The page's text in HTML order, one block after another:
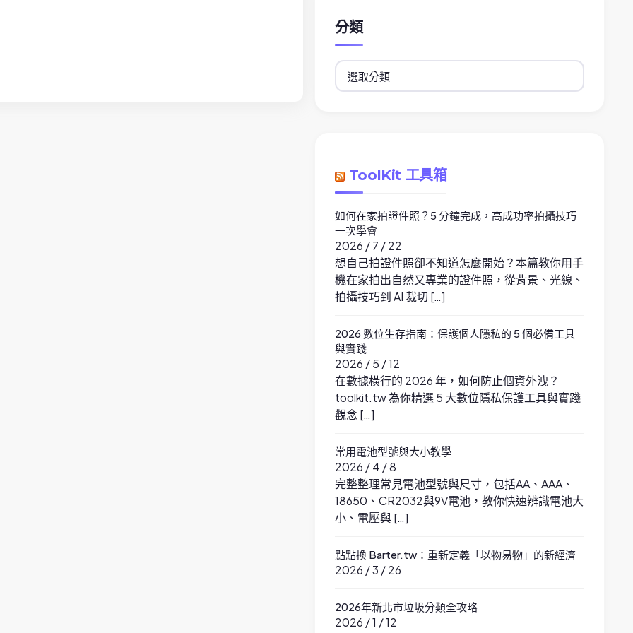
分類
分
類
ToolKit 工具箱
如何在家拍證件照？5 分鐘完成，高成功率拍攝技巧
一次學會
2026 / 7 / 22
想自己拍證件照卻不知道怎麼開始？本篇教你用手
機在家拍出自然又專業的證件照，從背景、光線、
拍攝技巧到 AI 裁切 […]
2026 數位生存指南：保護個人隱私的 5 個必備工具
與實踐
2026 / 5 / 12
在數據橫行的 2026 年，如何防止個資外洩？
toolkit.tw 為你精選 5 大數位隱私保護工具與實踐
觀念 […]
常用電池型號與大小教學
2026 / 4 / 8
完整整理常見電池型號與尺寸，包括AA、AAA、
18650、CR2032與9V電池，教你快速辨識電池大
小、電壓與 […]
點點換 Barter.tw：重新定義「以物易物」的新經濟
2026 / 3 / 26
2026年新北市垃圾分類全攻略
2026 / 1 / 12